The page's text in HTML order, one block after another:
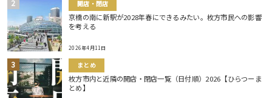
開店・閉店
京橋の南に新駅が2028年春にできるみたい。枚方市民への影響
を考える
2026年4月11日
まとめ
枚方市内と近隣の開店・閉店一覧（日付順）2026【ひらつーま
とめ】